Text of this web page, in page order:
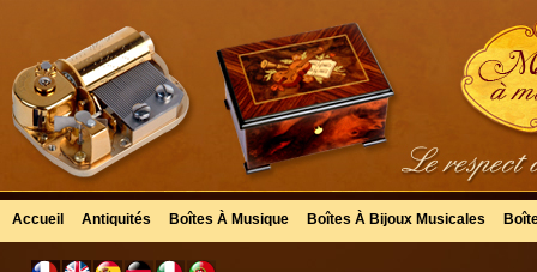
Accueil Antiquités Boîtes À Musique Boîtes À Bijoux Musicales